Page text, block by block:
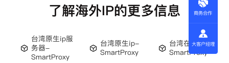
了解海外IP的更多信息
台湾原生ip服
务器-
SmartProxy
台湾原生ip-
SmartProxy
台湾在线代理-
SmartProxy
商务合作
大客户经理